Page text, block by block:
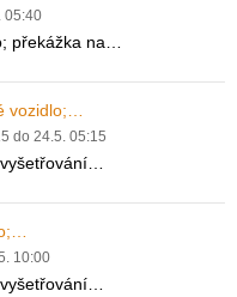
05:40
překážka na…
vozidlo;…
do 24.5. 05:15
10:00